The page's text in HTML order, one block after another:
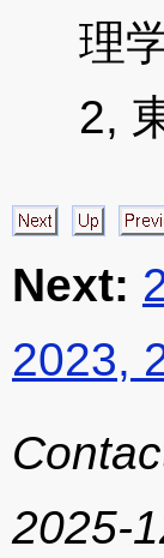
理
2,
Next:
2023,
2025-